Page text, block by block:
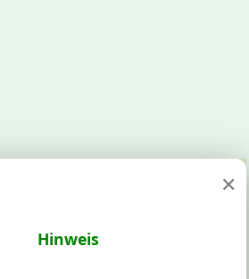
×
Hinweis